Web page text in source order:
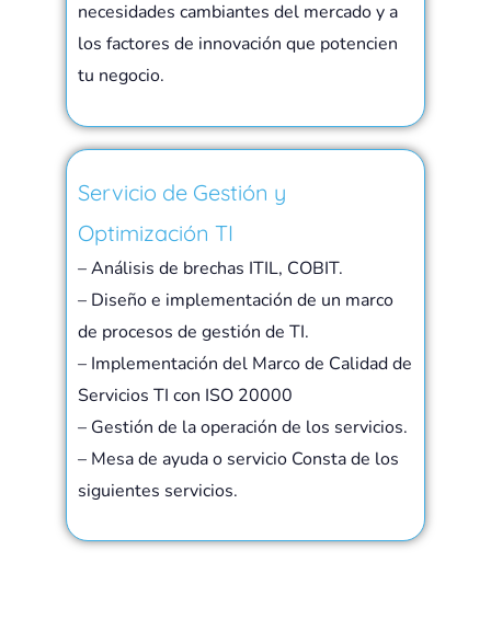
necesidades cambiantes del mercado y a
los factores de innovación que potencien
tu negocio.
Servicio de Gestión y
Optimización TI​
– Análisis de brechas ITIL, COBIT.
– Diseño e implementación de un marco
de procesos de gestión de TI.
– Implementación del Marco de Calidad de
Servicios TI con ISO 20000
– Gestión de la operación de los servicios.
– Mesa de ayuda o servicio Consta de los
siguientes servicios.